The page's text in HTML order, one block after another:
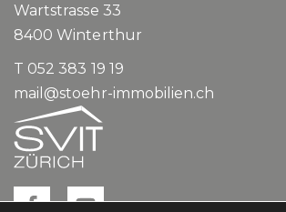
Wartstrasse 33
8400Winterthur
T 052 383 19 19
mail@stoehr-immobilien.ch